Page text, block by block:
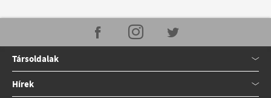
Társoldalak
Hírek